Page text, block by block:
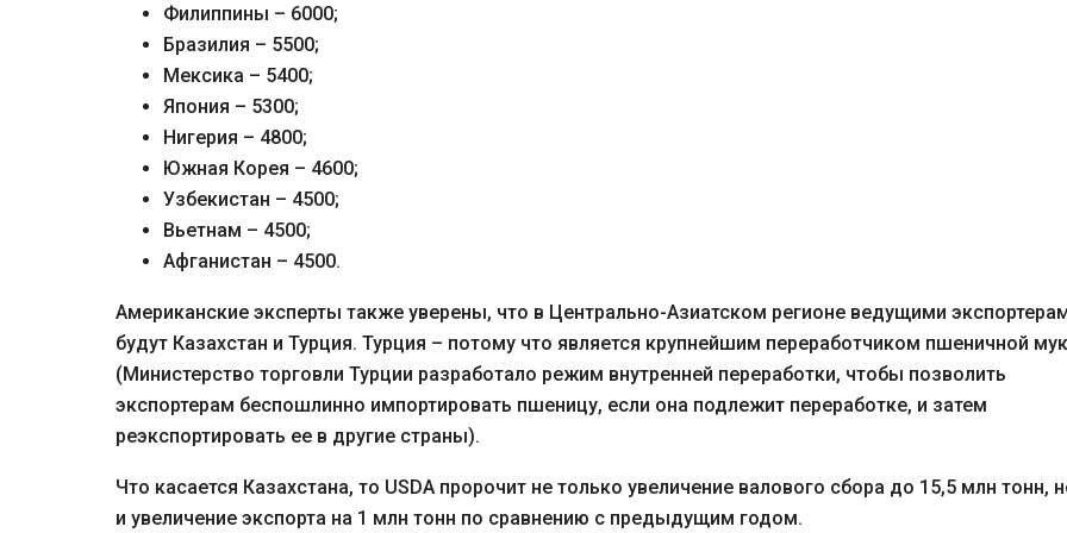
Филиппины – 6000;
Бразилия – 5500;
Мексика – 5400;
Япония – 5300;
Нигерия – 4800;
Южная Корея – 4600;
Узбекистан – 4500;
Вьетнам – 4500;
Афганистан – 4500.
Американские эксперты также уверены, что в Центрально-Азиатском регионе ведущими
будут Казахстан и Турция. Турция – потому что является крупнейшим переработчиком пшеничной
(Министерство торговли Турции разработало режим внутренней переработки, чтобы позволить
экспортерам беспошлинно импортировать пшеницу, если она подлежит переработке, и затем
реэкспортировать ее в другие страны).
Что касается Казахстана, то USDA пророчит не только увеличение валового сбора до 15,5 млн тонн,
и увеличение экспорта на 1 млн тонн по сравнению с предыдущим годом.